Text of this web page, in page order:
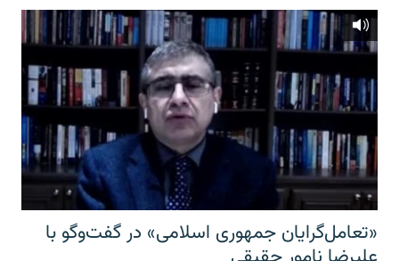
«تعامل‌گرایان جمهوری اسلامی» در گفت‌وگو با